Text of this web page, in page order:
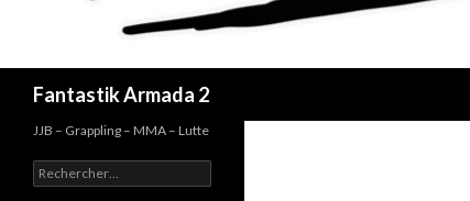
Fantastik Armada 2
JJB – Grappling – MMA – Lutte
Rechercher :